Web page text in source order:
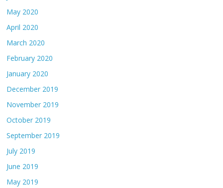
May 2020
April 2020
March 2020
February 2020
January 2020
December 2019
November 2019
October 2019
September 2019
July 2019
June 2019
May 2019